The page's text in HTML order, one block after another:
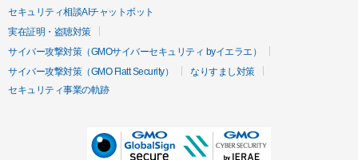
セキュリティ相談AIチャットボット
実在証明・盗聴対策
サイバー攻撃対策（GMOサイバーセキュリティ byイエラエ）
サイバー攻撃対策（GMO Flatt Security）
なりすまし対策
セキュリティ事業の軌跡